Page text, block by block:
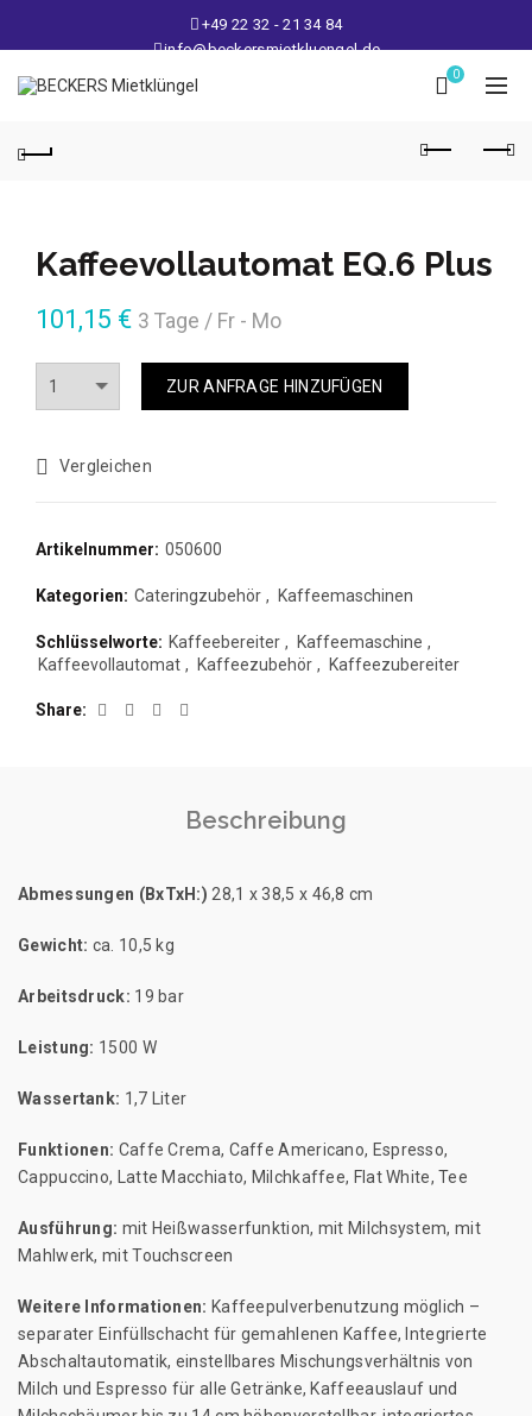
+49 22 32 - 21 34 84
info@beckersmietkluengel.de
Lager: Gutenbergstraße 1 - 50389 Wesseling
Mo - Fr: 9 – 17 Uhr, Sa: 9 – 12 Uhr
0
Kaffeevollautomat EQ.6 Plus
101,15 € 3 Tage / Fr - Mo
ZUR ANFRAGE HINZUFÜGEN
Vergleichen
Artikelnummer: 050600
Kategorien: Cateringzubehör , Kaffeemaschinen
Schlüsselworte: Kaffeebereiter , Kaffeemaschine ,
Kaffeevollautomat , Kaffeezubehör , Kaffeezubereiter
Share
Beschreibung
Abmessungen (BxTxH:) 28,1 x 38,5 x 46,8 cm
Gewicht: ca. 10,5 kg
Arbeitsdruck: 19 bar
Leistung: 1500 W
Wassertank: 1,7 Liter
Funktionen: Caffe Crema, Caffe Americano, Espresso,
Cappuccino, Latte Macchiato, Milchkaffee, Flat White, Tee
Ausführung: mit Heißwasserfunktion, mit Milchsystem, mit
Mahlwerk, mit Touchscreen
Weitere Informationen: Kaffeepulverbenutzung möglich –
separater Einfüllschacht für gemahlenen Kaffee, Integrierte
Abschaltautomatik, einstellbares Mischungsverhältnis von
Milch und Espresso für alle Getränke, Kaffeeauslauf und